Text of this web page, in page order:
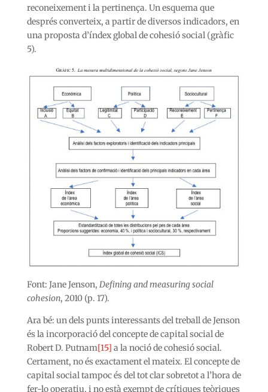
reconeixement i la pertinença. Un esquema que
després converteix, a partir de diversos indicadors, en
una proposta d’índex global de cohesió social (gràfic
5).
Font: Jane Jenson, Defining and measuring social
cohesion, 2010 (p. 17).
Ara bé: un dels punts interessants del treball de Jenson
és la incorporació del concepte de capital social de
Robert D. Putnam[15] a la noció de cohesió social.
Certament, no és exactament el mateix. El concepte de
capital social tampoc és del tot clar sobretot a l’hora de
fer-lo operatiu, i no està exempt de crítiques teòriques